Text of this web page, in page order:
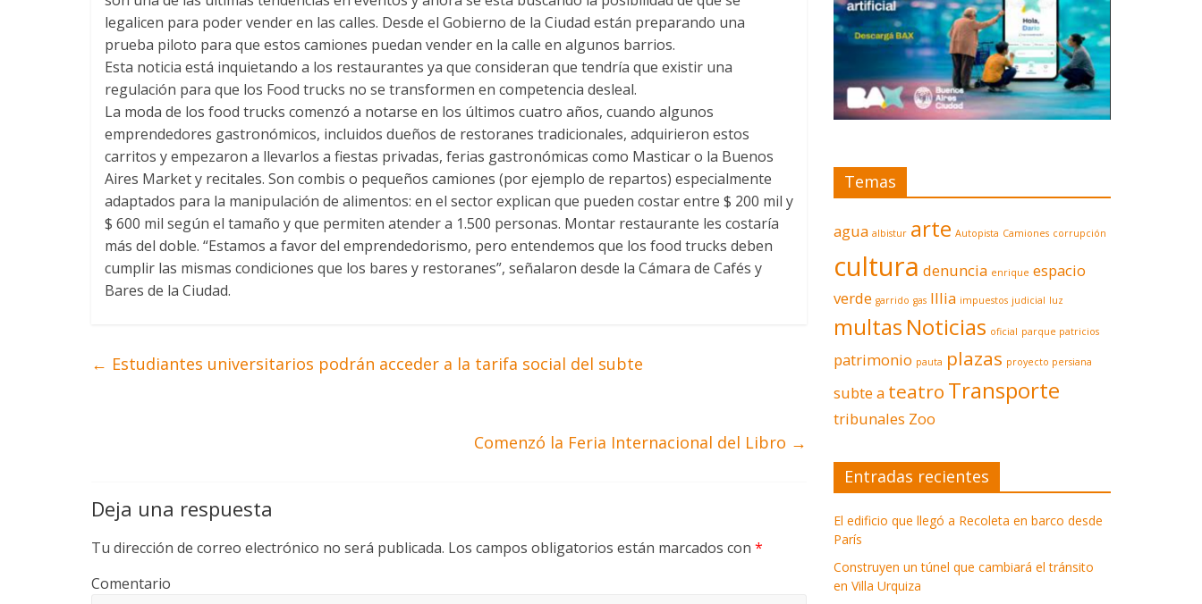
legalicen para poder vender en las calles. Desde el Gobierno de la Ciudad están preparando una
prueba piloto para que estos camiones puedan vender en la calle en algunos barrios.
Esta noticia está inquietando a los restaurantes ya que consideran que tendría que existir una
regulación para que los Food trucks no se transformen en competencia desleal.
La moda de los food trucks comenzó a notarse en los últimos cuatro años, cuando algunos
emprendedores gastronómicos, incluidos dueños de restoranes tradicionales, adquirieron estos
carritos y empezaron a llevarlos a fiestas privadas, ferias gastronómicas como Masticar o la Buenos
Aires Market y recitales. Son combis o pequeños camiones (por ejemplo de repartos) especialmente
adaptados para la manipulación de alimentos: en el sector explican que pueden costar entre $ 200 mil y
$ 600 mil según el tamaño y que permiten atender a 1.500 personas. Montar restaurante les costaría
más del doble. “Estamos a favor del emprendedorismo, pero entendemos que los food trucks deben
cumplir las mismas condiciones que los bares y restoranes”, señalaron desde la Cámara de Cafés y
Bares de la Ciudad.
← Estudiantes universitarios podrán acceder a la tarifa social del subte
Comenzó la Feria Internacional del Libro →
Deja una respuesta
Tu dirección de correo electrónico no será publicada. Los campos obligatorios están marcados con *
Comentario
Temas
agua albistur arte Autopista Camiones corrupción
cultura denuncia enrique espacio
verde garrido gas Illia impuestos judicial luz
multas Noticias oficial parque patricios
patrimonio pauta plazas proyecto persiana
subte a teatro Transporte
tribunales Zoo
Entradas recientes
El edificio que llegó a Recoleta en barco desde
París
Construyen un túnel que cambiará el tránsito
en Villa Urquiza